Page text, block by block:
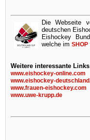
Die Webseite
deutschen
Eishockey
welche im SHOP
Weitere interessante Links
www.eishockey-online.com
www.eishockey-
www.frauen-eishockey.com
www.uwe-krupp.de